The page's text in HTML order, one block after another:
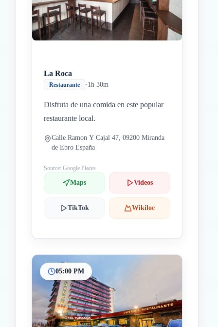
La Roca
Restaurante •1h 30m
Disfruta de una comida en este popular
restaurante local.
Calle Ramon Y Cajal 47, 09200 Miranda
de Ebro España
Source: Google Places
Maps Videos
TikTok Wikiloc
05:00 PM